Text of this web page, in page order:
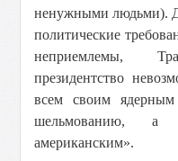
ненужными людьми).
политические
неприемлемы,
президентство
всем своим ядерным
шельмованию, а
американским».